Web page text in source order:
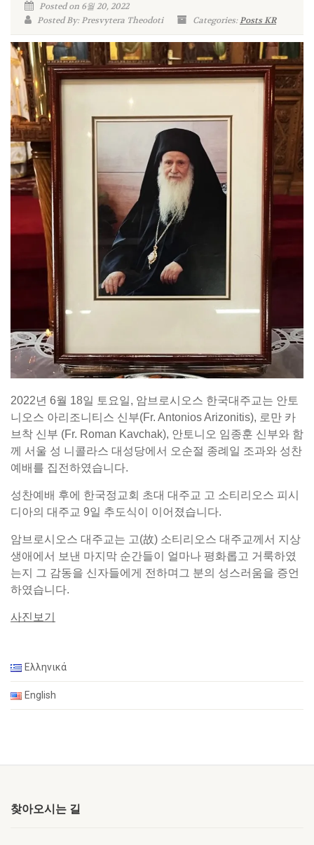
Posted on 6월 20, 2022
Posted By: Presvytera Theodoti
Categories:Posts KR
2022년 6월 18일 토요일, 암브로시오스 한국대주교는 안토
니오스 아리조니티스 신부(Fr. Antonios Arizonitis), 로만 카
브착 신부 (Fr. Roman Kavchak), 안토니오 임종훈 신부와 함
께 서울 성 니콜라스 대성당에서 오순절 종례일 조과와 성찬
예배를 집전하였습니다.
성찬예배 후에 한국정교회 초대 대주교 고 소티리오스 피시
디아의 대주교 9일 추도식이 이어졌습니다.
암브로시오스 대주교는 고(故) 소티리오스 대주교께서 지상
생애에서 보낸 마지막 순간들이 얼마나 평화롭고 거룩하였
는지 그 감동을 신자들에게 전하며그 분의 성스러움을 증언
하였습니다.
사진보기
Ελληνικά
English
찾아오시는 길